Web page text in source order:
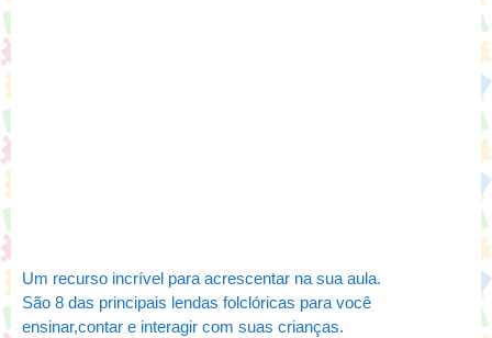
Um recurso incrível para acrescentar na sua aula.
São 8 das principais lendas folclóricas para você
ensinar,contar e interagir com suas crianças.